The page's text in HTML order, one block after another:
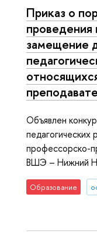
Приказ о
проведения
замещение
Объявлен
педагогических
профессорско-
ВШЭ – Нижний
Образование